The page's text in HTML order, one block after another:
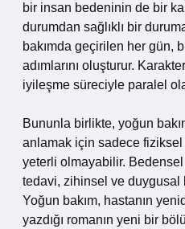
bir insan bedeninin de bir
durumdan sağlıklı bir
bakımda geçirilen her gün,
adımlarını oluşturur.
iyileşme süreciyle paralel
Bununla birlikte, yoğun
anlamak için sadece
yeterli olmayabilir.
tedavi, zihinsel ve duygusal
Yoğun bakım, hastanın
yazdığı romanın yeni bir